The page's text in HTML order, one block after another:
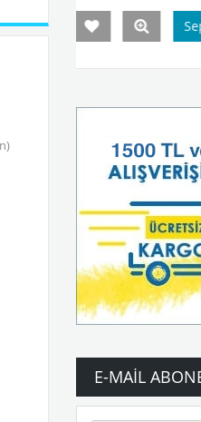
Ekle
E-MAIL